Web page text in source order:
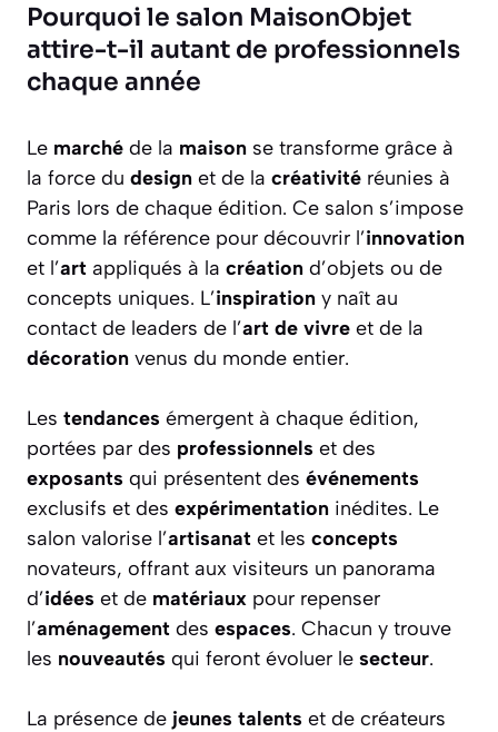
Pourquoi le salon MaisonObjet
attire-t-il autant de professionnels
chaque année
Le marché de la maison se transforme grâce à
la force du design et de la créativité réunies à
Paris lors de chaque édition. Ce salon s’impose
comme la référence pour découvrir l’innovation
et l’art appliqués à la création d’objets ou de
concepts uniques. L’inspiration y naît au
contact de leaders de l’art de vivre et de la
décoration venus du monde entier.
Les tendances émergent à chaque édition,
portées par des professionnels et des
exposants qui présentent des événements
exclusifs et des expérimentation inédites. Le
salon valorise l’artisanat et les concepts
novateurs, offrant aux visiteurs un panorama
d’idées et de matériaux pour repenser
l’aménagement des espaces. Chacun y trouve
les nouveautés qui feront évoluer le secteur.
La présence de jeunes talents et de créateurs